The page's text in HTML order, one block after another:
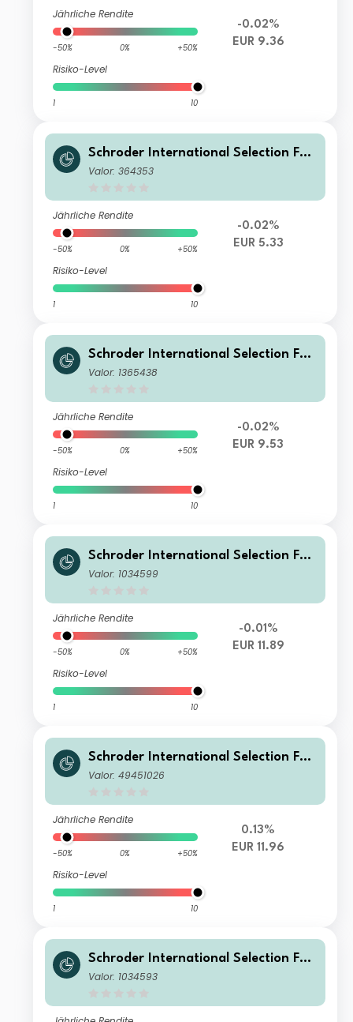
Jährliche Rendite
-50% 0% +50%
Risiko-Level
1 10
-0.02%
EUR 9.36
Schroder International Selection Fun
d EURO Government Bond B Distribu
Valor: 364353
Jährliche Rendite
-50% 0% +50%
Risiko-Level
1 10
-0.02%
EUR 5.33
Schroder International Selection Fun
d EURO Government Bond A1 Accum
Valor: 1365438
Jährliche Rendite
-50% 0% +50%
Risiko-Level
1 10
-0.02%
EUR 9.53
Schroder International Selection Fun
d EURO Government Bond C Accum
Valor: 1034599
Jährliche Rendite
-50% 0% +50%
Risiko-Level
1 10
-0.01%
EUR 11.89
Schroder International Selection Fun
d EURO Government Bond IZ Accum
Valor: 49451026
Jährliche Rendite
-50% 0% +50%
Risiko-Level
1 10
0.13%
EUR 11.96
Schroder International Selection Fun
d EURO Government Bond A Accum
Valor: 1034593